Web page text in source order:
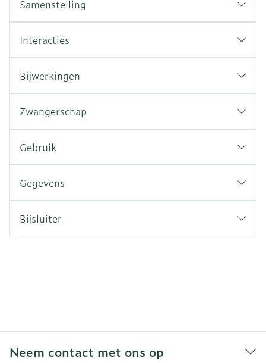
Samenstelling
Interacties
Bijwerkingen
Zwangerschap
Gebruik
Gegevens
Bijsluiter
Neem contact met ons op